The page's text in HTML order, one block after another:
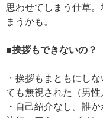
思わせてしまう仕草
まうかも。
■挨拶もできないの？
・挨拶もまともにし
ても無視された（男性
・自己紹介なし。誰